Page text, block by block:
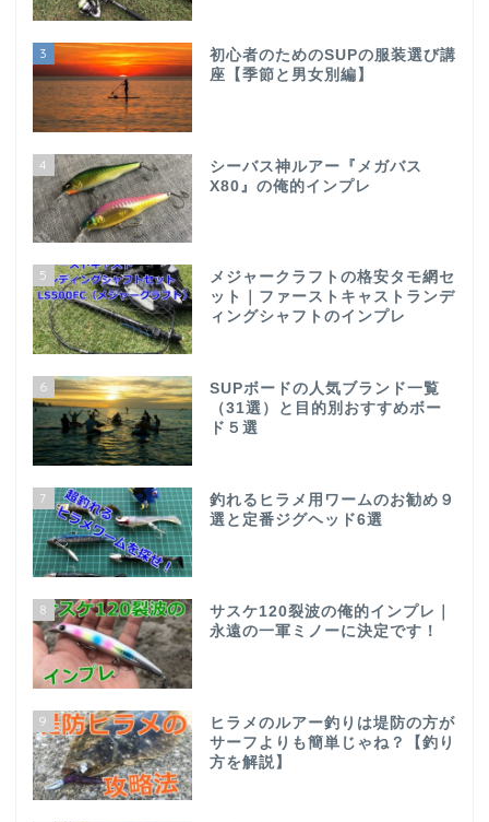
3
初心者のためのSUPの服装選び講
座【季節と男女別編】
4
シーバス神ルアー『メガバス
X80』の俺的インプレ
5
メジャークラフトの格安タモ網セ
ット｜ファーストキャストランデ
ィングシャフトのインプレ
6
SUPボードの人気ブランド一覧
（31選）と目的別おすすめボー
ド５選
7
釣れるヒラメ用ワームのお勧め９
選と定番ジグヘッド6選
8
サスケ120裂波の俺的インプレ｜
永遠の一軍ミノーに決定です！
9
ヒラメのルアー釣りは堤防の方が
サーフよりも簡単じゃね？【釣り
方を解説】